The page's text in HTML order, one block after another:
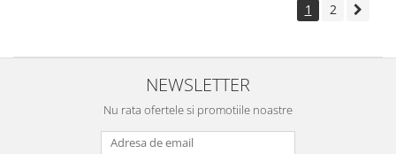
1 2
NEWSLETTER
Nu rata ofertele si promotiile noastre